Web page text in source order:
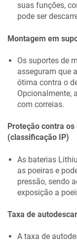
suas funções,
pode ser
Montagem em
Os suportes de
asseguram que
ótima contra o
Opcionalmente,
com correias.
Proteção contra
(classificação IP)
As baterias
as poeiras e
pressão, sendo
exposição a
Taxa de
A taxa de